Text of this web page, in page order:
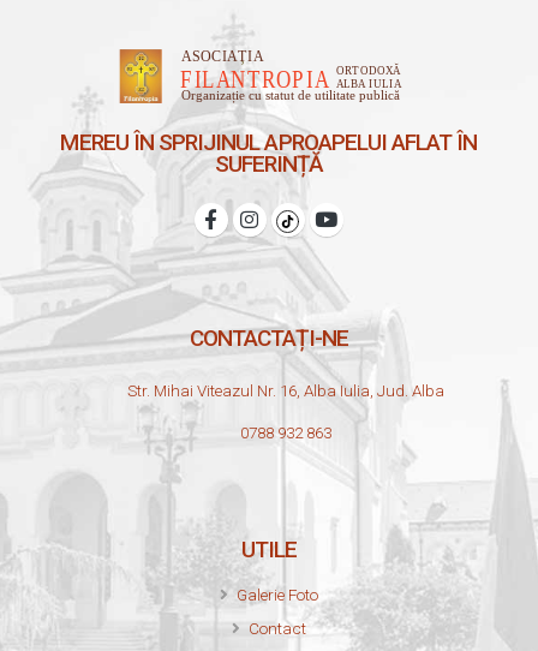
MEREU ÎN SPRIJINUL APROAPELUI AFLAT ÎN
SUFERINȚĂ
CONTACTAȚI-NE
Str. Mihai Viteazul Nr. 16, Alba Iulia, Jud. Alba
0788 932 863
UTILE
Galerie Foto
Contact